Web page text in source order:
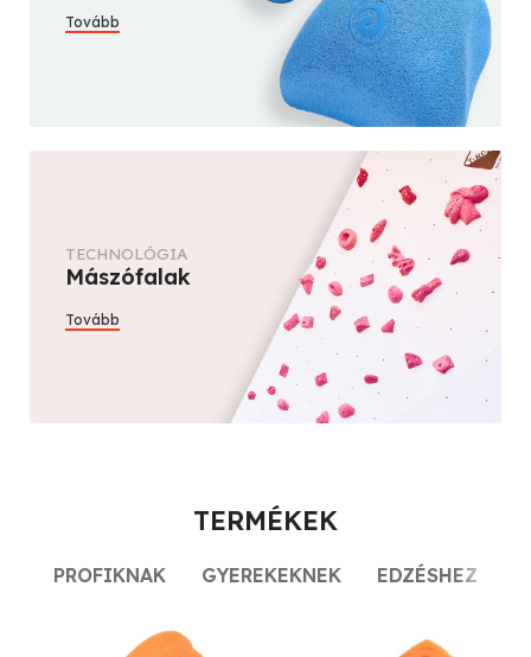
Tovább
TECHNOLÓGIA
Mászófalak
Tovább
TERMÉKEK
PROFIKNAK GYEREKEKNEK EDZÉSHEZ